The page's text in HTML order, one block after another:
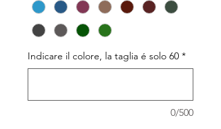
Indicare il colore, la taglia é solo 60 *
0/500